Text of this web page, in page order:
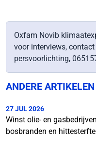
Oxfam Novib
voor interviews,
persvoorlichting,
ANDERE
27 JUL 2026
Winst olie- en
bosbranden en hittesterfte